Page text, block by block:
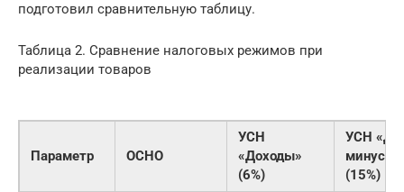
подготовил сравнительную таблицу.
Таблица 2. Сравнение налоговых режимов при
реализации товаров
Параметр ОСНО
УСН
«Доходы»
(6%)
УСН
минус
(15%)